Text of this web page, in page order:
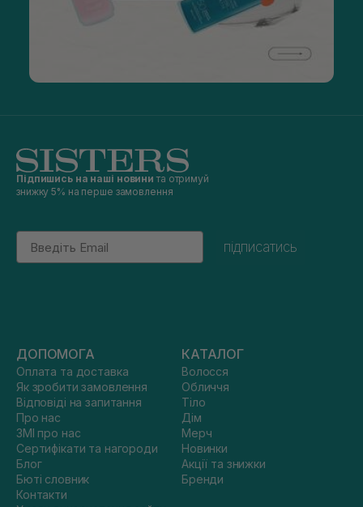
Підпишись на наші новини та отримуй
знижку 5% на перше замовлення
Email
підписатись
ДОПОМОГА
Оплата та доставка
Як зробити замовлення
Відповіді на запитання
Про нас
ЗМІ про нас
Сертифікати та нагороди
Блог
Бюті словник
Контакти
КАТАЛОГ
Волосся
Обличчя
Тіло
Дім
Мерч
Новинки
Акції та знижки
Бренди